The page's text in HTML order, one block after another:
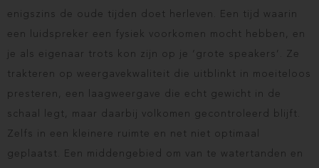
enigszins de oude tijden doet herleven. Een tijd waarin
een luidspreker een fysiek voorkomen mocht hebben, en
je als eigenaar trots kon zijn op je ‘grote speakers’. Ze
trakteren op weergavekwaliteit die uitblinkt in moeiteloos
presteren, een laagweergave die echt gewicht in de
schaal legt, maar daarbij volkomen gecontroleerd blijft.
Zelfs in een kleinere ruimte en net niet optimaal
geplaatst. Een middengebied om van te watertanden en